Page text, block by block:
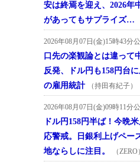
安は終焉を迎え、2026年
があってもサプライズ…
2026年08月07日(金)15時43分
口先の楽観論とは違って
反発、ドル円も158円台
の雇用統計
（持田有紀子）
2026年08月07日(金)09時11分
ドル円158円半ば！今晩
応警戒。日銀利上げペー
地ならしに注目。
（ZERO）